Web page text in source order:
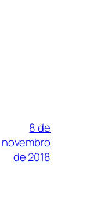
8 de
novembro
de 2018